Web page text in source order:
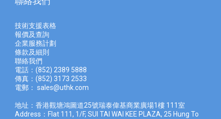
技術支援表格
報價及查詢
企業服務計劃
條款及細則
聯絡我們
電話：(852) 2389 5888
傳真：(852) 3173 2533
電郵： sales@uthk.com
地址：香港觀塘鴻圖道25號瑞泰偉基商業廣場1樓 111室
Address：Flat 111, 1/F, SUI TAI WAI KEE PLAZA, 25 Hung To